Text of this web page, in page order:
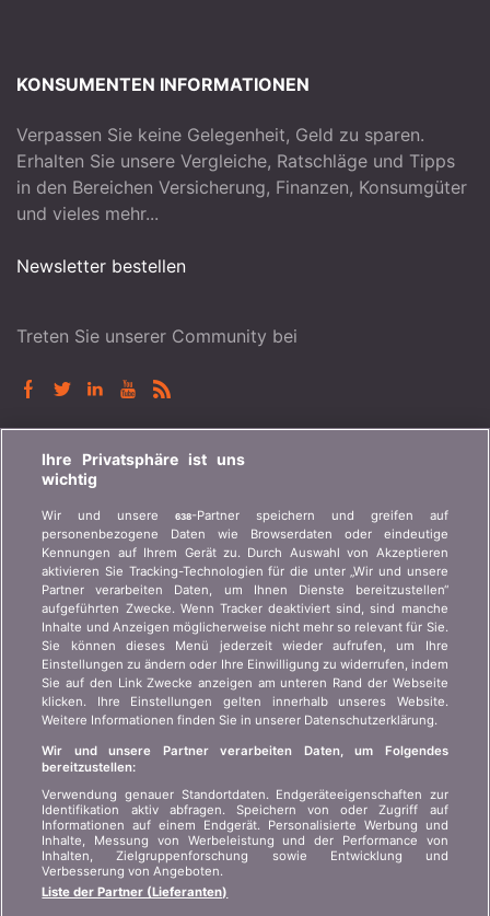
KONSUMENTEN INFORMATIONEN
Verpassen Sie keine Gelegenheit, Geld zu sparen.
Erhalten Sie unsere Vergleiche, Ratschläge und Tipps
in den Bereichen Versicherung, Finanzen, Konsumgüter
und vieles mehr...
Newsletter bestellen
Treten Sie unserer Community bei
BONUS.CH
Wer ist bonus.ch? Wie funktionieren die Vergleiche?
Presseanfragen, Partnerschaften, Werbung...
Wer sind wir?
Kontakt
Werbung
Beitritt / Partnerschaft
Presse
Kundeninformation Art.
45 VAG
Datenschutz der
Privatsphäre
Rechtliche Informationen
SPRACHE
FR IT
Ihre Privatsphäre ist uns
wichtig
Wir und unsere638-Partner speichern und greifen auf
personenbezogene Daten wie Browserdaten oder eindeutige
Kennungen auf Ihrem Gerät zu. Durch Auswahl von Akzeptieren
aktivieren Sie Tracking-Technologien für die unter „Wir und unsere
Partner verarbeiten Daten, um Ihnen Dienste bereitzustellen“
aufgeführten Zwecke. Wenn Tracker deaktiviert sind, sind manche
Inhalte und Anzeigen möglicherweise nicht mehr so relevant für Sie.
Sie können dieses Menü jederzeit wieder aufrufen, um Ihre
Einstellungen zu ändern oder Ihre Einwilligung zu widerrufen, indem
Sie auf den Link Zwecke anzeigen am unteren Rand der Webseite
klicken. Ihre Einstellungen gelten innerhalb unseres Website.
Weitere Informationen finden Sie in unserer Datenschutzerklärung.
Wir und unsere Partner verarbeiten Daten, um Folgendes
bereitzustellen:
Verwendung genauer Standortdaten. Endgeräteeigenschaften zur
Identifikation aktiv abfragen. Speichern von oder Zugriff auf
Informationen auf einem Endgerät. Personalisierte Werbung und
Inhalte, Messung von Werbeleistung und der Performance von
Inhalten, Zielgruppenforschung sowie Entwicklung und
Verbesserung von Angeboten.
Liste der Partner (Lieferanten)